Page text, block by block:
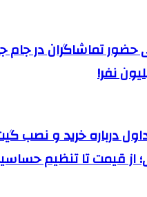
حضور تماشاگران در
درباره خرید و نصب
از قیمت تا تنظیم